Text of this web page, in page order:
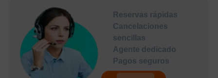
Reservas rápidas
Cancelaciones
sencillas
Agente dedicado
Pagos seguros